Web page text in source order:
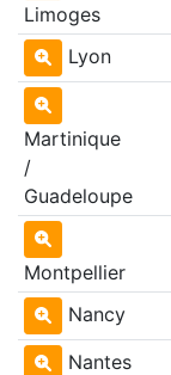
Limoges
Lyon
Martinique
/
Guadeloupe
Montpellier
Nancy
Nantes